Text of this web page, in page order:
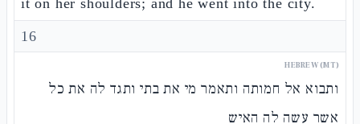
it on her shoulders; and he went into the city.
16
HEBREW (MT)
ותבוא אל חמותה ותאמר מי את בתי ותגד לה את כל
אשר עשה לה האיש